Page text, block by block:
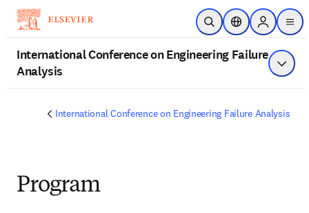
주요 콘텐츠로 건너뛰기
검색 열기위치 선택기Sign in to
International Conference on Engineering Failure
Analysis
메뉴
International Conference on Engineering Failure Analysis
Program